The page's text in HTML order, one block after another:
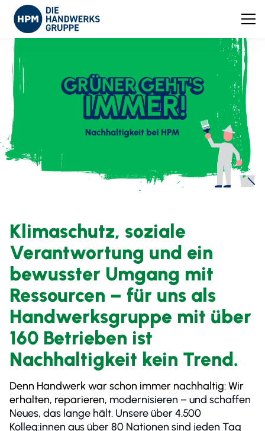
Klimaschutz, soziale
Verantwortung und ein
bewusster Umgang mit
Ressourcen – für uns als
Handwerksgruppe mit über
160 Betrieben ist
Nachhaltigkeit kein Trend.
Denn Handwerk war schon immer nachhaltig: Wir
erhalten, reparieren, modernisieren – und schaffen
Neues, das lange hält. Unsere über 4.500
Kolleg:innen aus über 80 Nationen sind jeden Tag